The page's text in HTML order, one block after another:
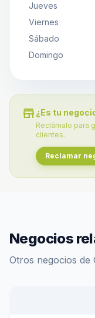
Jueves
Viernes
Sábado
Domingo
store ¿Es tu
Reclámalo para
clientes.
Reclamar
Negocios
Otros negocios de